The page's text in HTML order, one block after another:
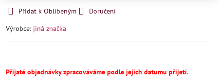
Přidat k Oblíbeným
Doručení
Výrobce: jiná značka
Přijaté objednávky zpracováváme podle jejich datumu přijetí.